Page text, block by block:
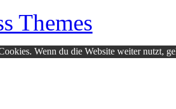
Themes
Wenn du die Website weiter nutzt,